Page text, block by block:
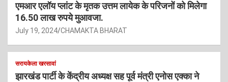
एमआर एलॉय प्लांट के मृतक उत्तम लायेक के परिजनों को मिलेगा
16.50 लाख रुपये मुआवजा.
July 19, 2024 CHAMAKTA BHARAT
सरायकेला खरसावां
झारखंड पार्टी के केंद्रीय अध्यक्ष सह पूर्व मंत्री एनोस एक्का ने